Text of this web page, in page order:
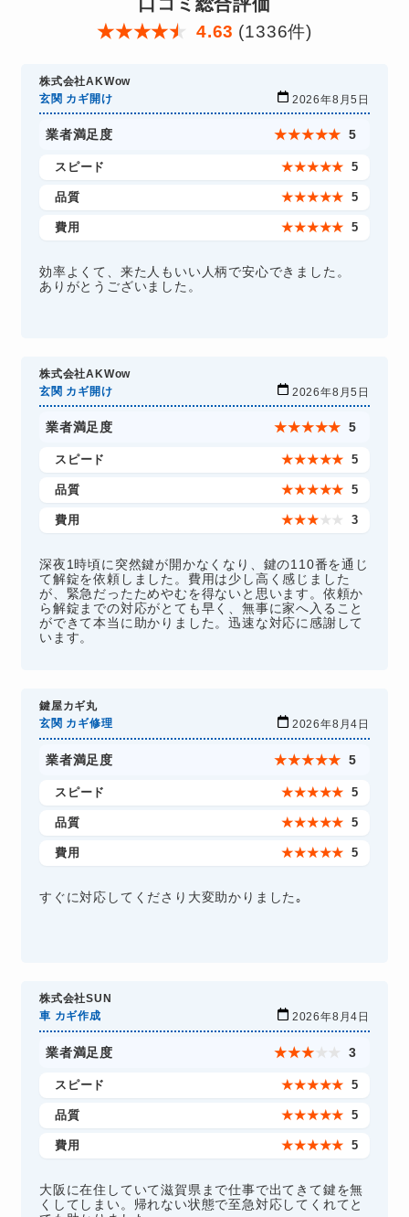
★★★★★ 4.63 (1336件)
株式会社AKWow
玄関 カギ開け
2026年8月5日
業者満足度 ★★★★★ 5
スピード ★★★★★ 5
品質 ★★★★★ 5
費用 ★★★★★ 5
効率よくて、来た人もいい人柄で安心できました。
ありがとうございました。
株式会社AKWow
玄関 カギ開け
2026年8月5日
業者満足度 ★★★★★ 5
スピード ★★★★★ 5
品質 ★★★★★ 5
費用 ★★★ ★ ★ 3
深夜1時頃に突然鍵が開かなくなり、鍵の110番を通じ
て解錠を依頼しました。費用は少し高く感じました
が、緊急だったためやむを得ないと思います。依頼か
ら解錠までの対応がとても早く、無事に家へ入ること
ができて本当に助かりました。迅速な対応に感謝して
います。
鍵屋カギ丸
玄関 カギ修理
2026年8月4日
業者満足度 ★★★★★ 5
スピード ★★★★★ 5
品質 ★★★★★ 5
費用 ★★★★★ 5
すぐに対応してくださり大変助かりました｡
株式会社SUN
車 カギ作成
2026年8月4日
業者満足度 ★★★ ★ ★ 3
スピード ★★★★★ 5
品質 ★★★★★ 5
費用 ★★★★★ 5
大阪に在住していて滋賀県まで仕事で出てきて鍵を無
くしてしまい。帰れない状態で至急対応してくれてと